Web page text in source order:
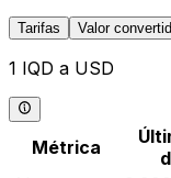
Tarifas Valor
1 IQD a USD
Métrica